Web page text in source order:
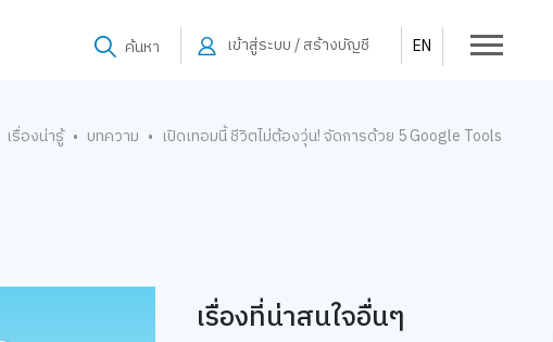
ค้นหา เข้าสู่ระบบ / สร้างบัญชี EN
เรื่องน่ารู้ • บทความ • เปิดเทอมนี้ ชีวิตไม่ต้องวุ่น! จัดการด้วย 5 Google Tools
เรื่องที่น่าสนใจอื่นๆ